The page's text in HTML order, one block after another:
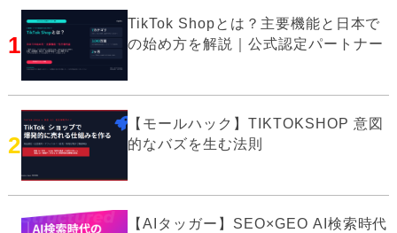
1
TikTok Shopとは？主要機能と日本で
の始め方を解説｜公式認定パートナー
2
【モールハック】TIKTOKSHOP 意図
的なバズを生む法則
【AIタッガー】SEO×GEO AI検索時代